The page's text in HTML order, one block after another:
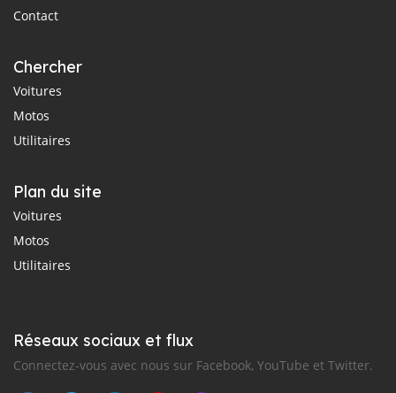
Contact
Chercher
Voitures
Motos
Utilitaires
Plan du site
Voitures
Motos
Utilitaires
Réseaux sociaux et flux
Connectez-vous avec nous sur Facebook, YouTube et Twitter.